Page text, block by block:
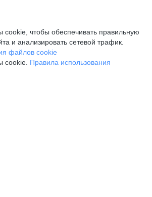
чтобы обеспечивать правильную
и анализировать сетевой трафик.
файлов cookie
cookie. Правила использования